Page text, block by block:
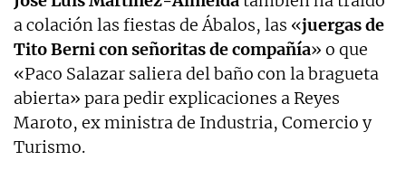
a colación las fiestas de Ábalos, las «juergas de
Tito Berni con señoritas de compañía» o que
«Paco Salazar saliera del baño con la bragueta
abierta» para pedir explicaciones a Reyes
Maroto, ex ministra de Industria, Comercio y
Turismo.